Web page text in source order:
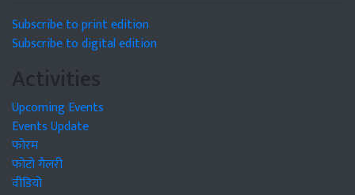
Subscribe to print edition
Subscribe to digital edition
Activities
Upcoming Events
Events Update
फोरम
फोटो गैलरी
वीडियो